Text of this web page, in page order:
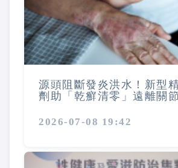
源頭阻斷發炎洪水！新型
劑助「乾癬清零」遠離關
2026-07-08 19:42